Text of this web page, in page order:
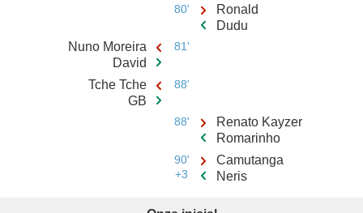
80'
Ronald
Dudu
Nuno Moreira
David
81'
Tche Tche
GB
88'
88'
Renato Kayzer
Romarinho
90'
+3
Camutanga
Neris